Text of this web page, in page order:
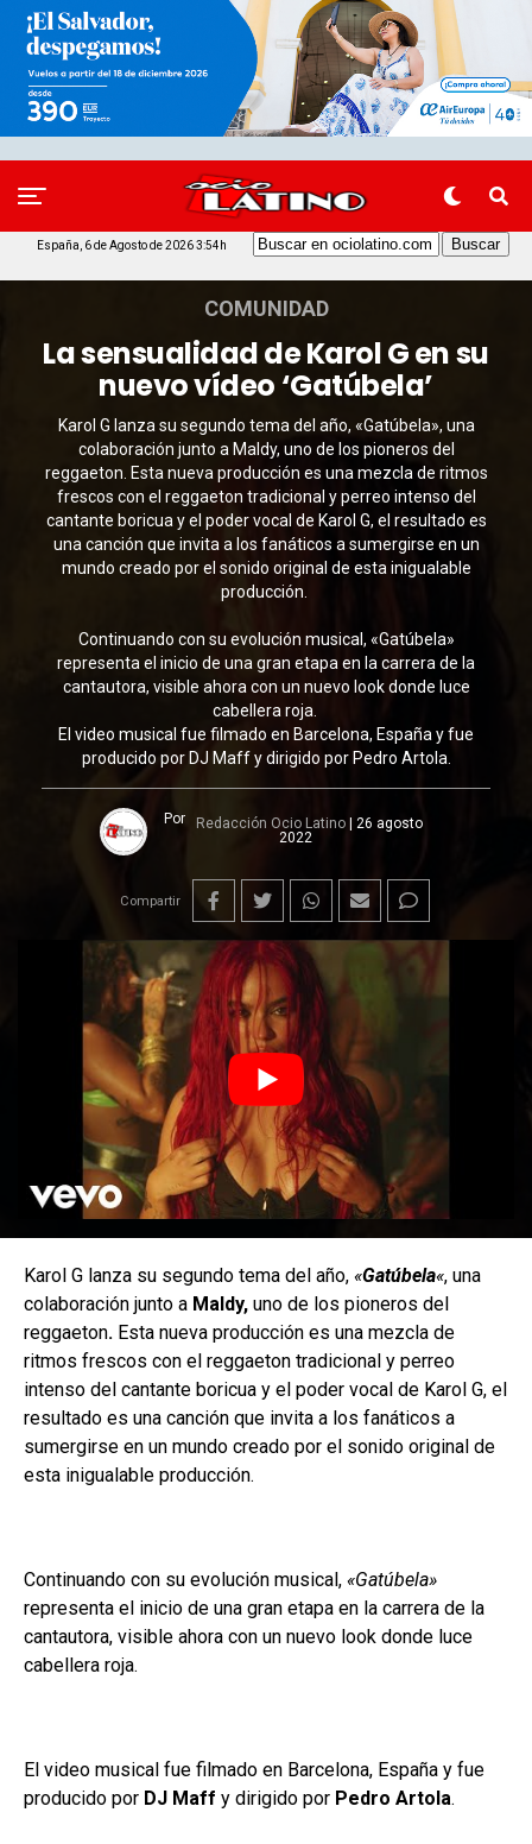
España, 6 de Agosto de 2026 3:54h
COMUNIDAD
La sensualidad de Karol G en su
nuevo vídeo ‘Gatúbela’
Karol G lanza su segundo tema del año, «Gatúbela», una
colaboración junto a Maldy, uno de los pioneros del
reggaeton. Esta nueva producción es una mezcla de ritmos
frescos con el reggaeton tradicional y perreo intenso del
cantante boricua y el poder vocal de Karol G, el resultado es
una canción que invita a los fanáticos a sumergirse en un
mundo creado por el sonido original de esta inigualable
producción.
Continuando con su evolución musical, «Gatúbela»
representa el inicio de una gran etapa en la carrera de la
cantautora, visible ahora con un nuevo look donde luce
cabellera roja.
El video musical fue filmado en Barcelona, España y fue
producido por DJ Maff y dirigido por Pedro Artola.
Por Redacción Ocio Latino| 26 agosto
2022
Compartir
Karol G lanza su segundo tema del año, «Gatúbela«, una
colaboración junto a Maldy, uno de los pioneros del
reggaeton. Esta nueva producción es una mezcla de
ritmos frescos con el reggaeton tradicional y perreo
intenso del cantante boricua y el poder vocal de Karol G, el
resultado es una canción que invita a los fanáticos a
sumergirse en un mundo creado por el sonido original de
esta inigualable producción.
Continuando con su evolución musical, «Gatúbela»
representa el inicio de una gran etapa en la carrera de la
cantautora, visible ahora con un nuevo look donde luce
cabellera roja.
El video musical fue filmado en Barcelona, España y fue
producido por DJ Maff y dirigido por Pedro Artola.